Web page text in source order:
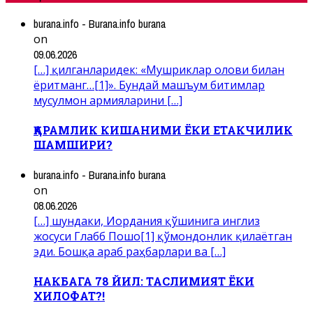
burana.info - Burana.info burana
on
09.06.2026
[…] қилганларидек: «Мушриклар олови билан
ёритманг…[1]». Бундай машъум битимлар
мусулмон армияларини […]
ҚАРАМЛИК КИШАНИМИ ЁКИ ЕТАКЧИЛИК
ШАМШИРИ?
burana.info - Burana.info burana
on
08.06.2026
[…] шундаки, Иордания қўшинига инглиз
жосуси Глабб Пошо[1] қўмондонлик қилаётган
эди. Бошқа араб раҳбарлари ва […]
НАКБАГА 78 ЙИЛ: ТАСЛИМИЯТ ЁКИ
ХИЛОФАТ?!